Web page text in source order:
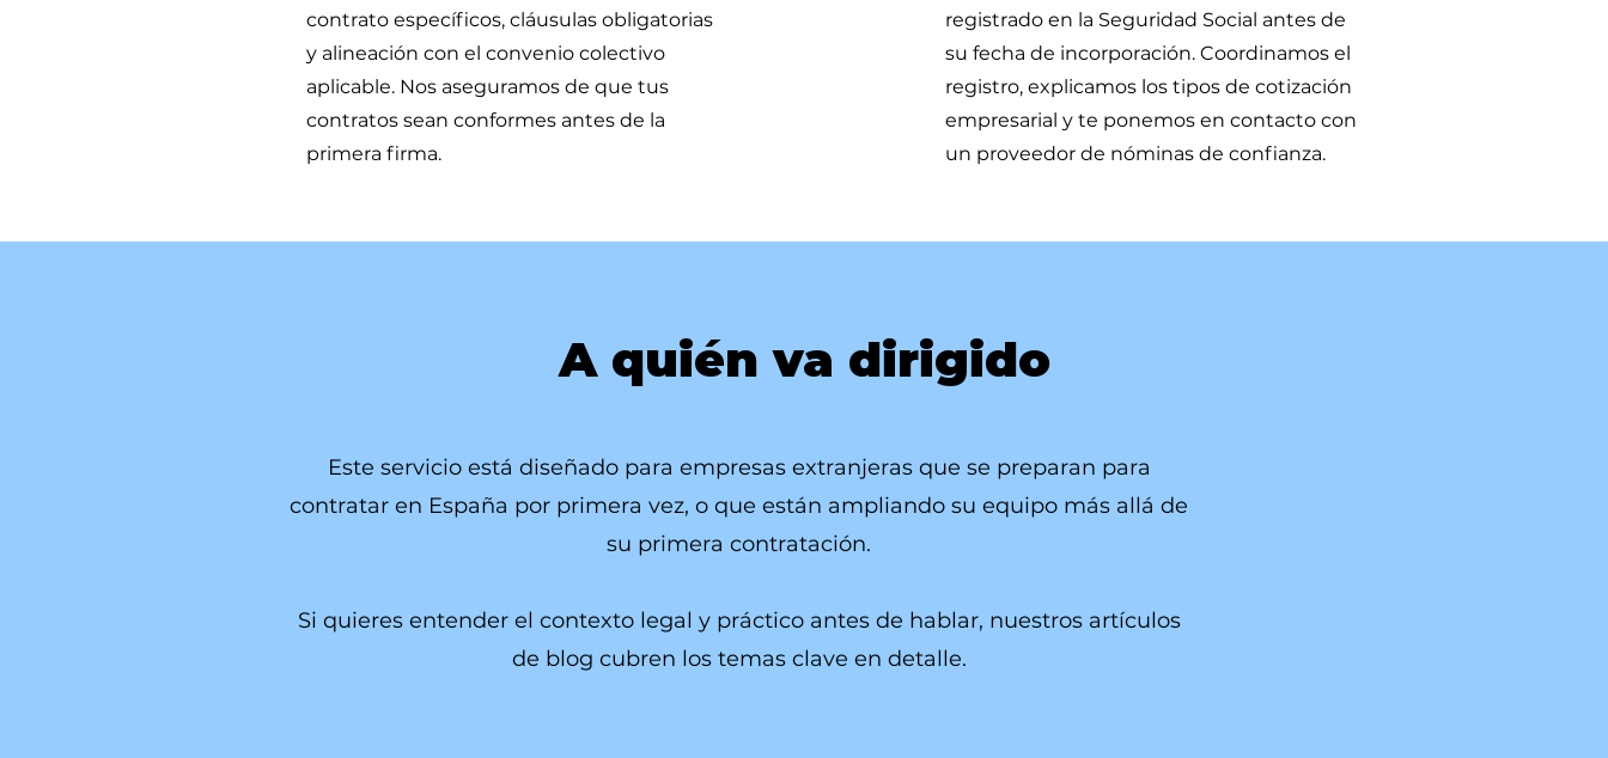
contrato específicos, cláusulas obligatorias
y alineación con el convenio colectivo
aplicable. Nos aseguramos de que tus
contratos sean conformes antes de la
primera firma.
registrado en la Seguridad Social antes de
su fecha de incorporación. Coordinamos el
registro, explicamos los tipos de cotización
empresarial y te ponemos en contacto con
un proveedor de nóminas de confianza.
A quién va dirigido
Este servicio está diseñado para empresas extranjeras que se preparan para
contratar en España por primera vez, o que están ampliando su equipo más allá de
su primera contratación.
Si quieres entender el contexto legal y práctico antes de hablar, nuestros artículos
de blog cubren los temas clave en detalle.